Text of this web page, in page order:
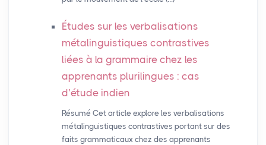
Études sur les verbalisations
métalinguistiques contrastives
liées à la grammaire chez les
apprenants plurilingues : cas
d’étude indien
Résumé Cet article explore les verbalisations
métalinguistiques contrastives portant sur des
faits grammaticaux chez des apprenants